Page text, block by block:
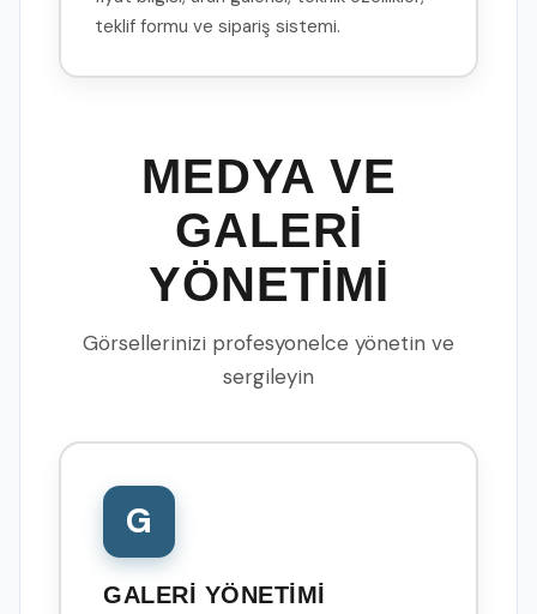
teklif formu ve sipariş sistemi.
MEDYA VE
GALERİ
YÖNETİMİ
Görsellerinizi profesyonelce yönetin ve
sergileyin
G
GALERİ YÖNETİMİ